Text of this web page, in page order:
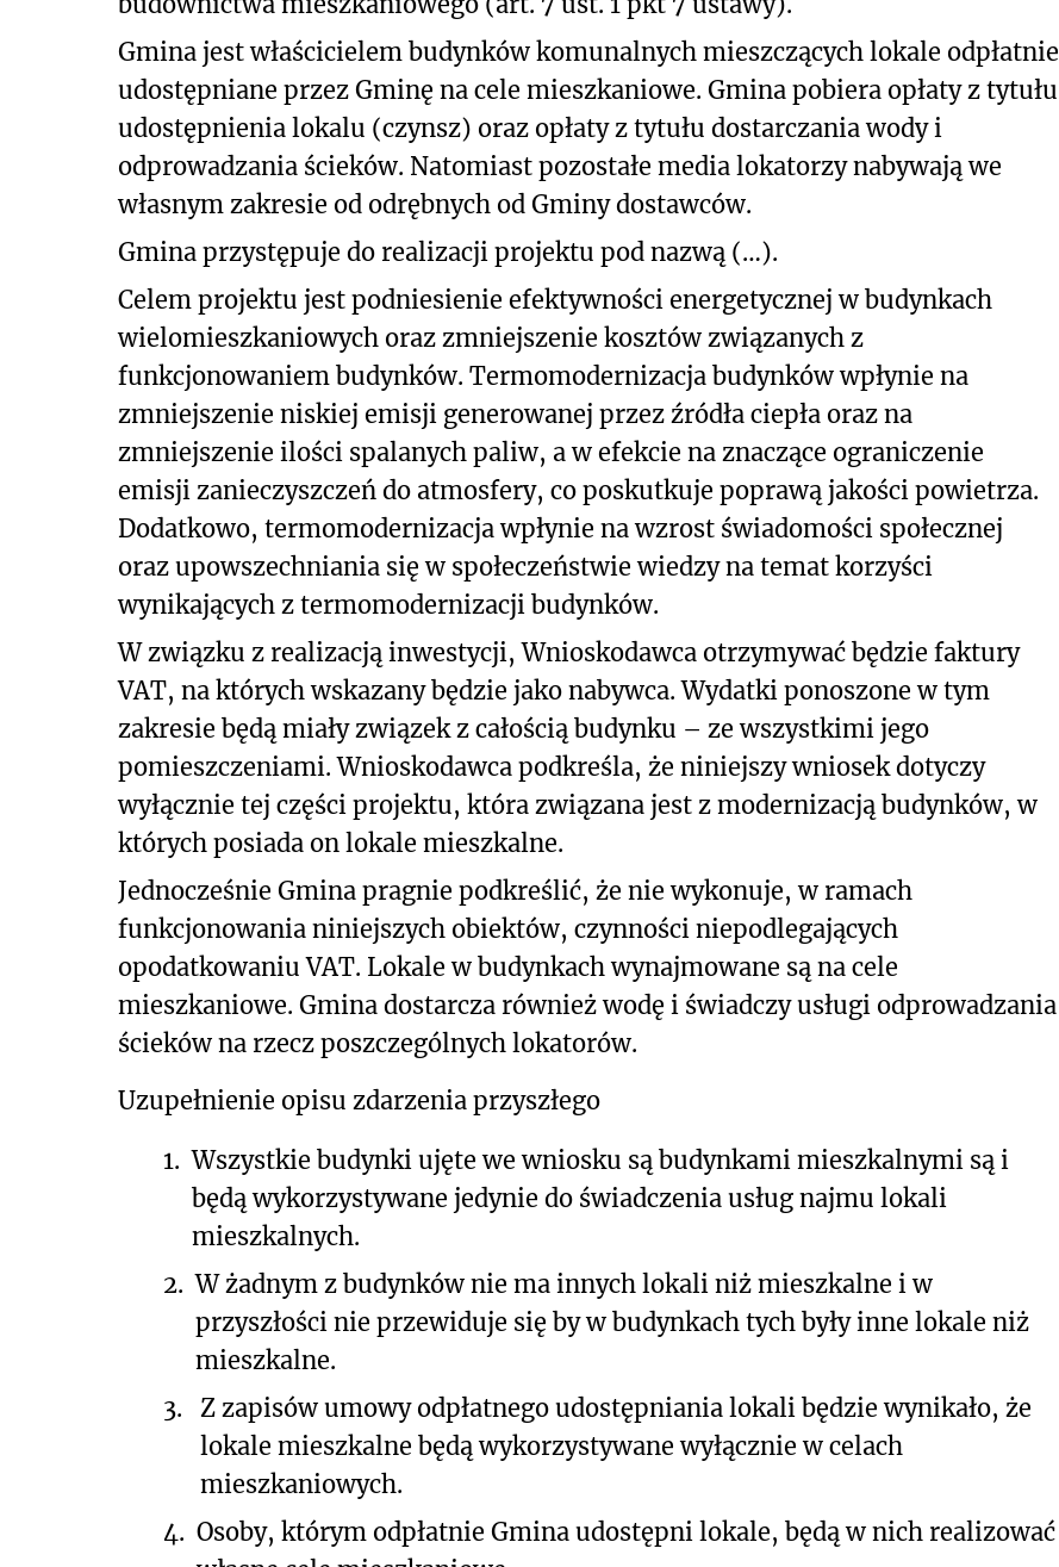
Gmina jest właścicielem budynków komunalnych mieszczących lokale odpłatnie
udostępniane przez Gminę na cele mieszkaniowe. Gmina pobiera opłaty z tytułu
udostępnienia lokalu (czynsz) oraz opłaty z tytułu dostarczania wody i
odprowadzania ścieków. Natomiast pozostałe media lokatorzy nabywają we
własnym zakresie od odrębnych od Gminy dostawców.
Gmina przystępuje do realizacji projektu pod nazwą (…).
Celem projektu jest podniesienie efektywności energetycznej w budynkach
wielomieszkaniowych oraz zmniejszenie kosztów związanych z
funkcjonowaniem budynków. Termomodernizacja budynków wpłynie na
zmniejszenie niskiej emisji generowanej przez źródła ciepła oraz na
zmniejszenie ilości spalanych paliw, a w efekcie na znaczące ograniczenie
emisji zanieczyszczeń do atmosfery, co poskutkuje poprawą jakości powietrza.
Dodatkowo, termomodernizacja wpłynie na wzrost świadomości społecznej
oraz upowszechniania się w społeczeństwie wiedzyna temat korzyści
wynikających z termomodernizacji budynków.
W związku z realizacją inwestycji, Wnioskodawca otrzymywać będzie faktury
VAT, na których wskazany będzie jako nabywca. Wydatki ponoszone w tym
zakresie będą miały związek z całością budynku – ze wszystkimi jego
pomieszczeniami. Wnioskodawca podkreśla, że niniejszy wniosek dotyczy
wyłącznie tej części projektu, która związana jest z modernizacją budynków, w
których posiada on lokale mieszkalne.
Jednocześnie Gmina pragnie podkreślić, że nie wykonuje, w ramach
funkcjonowania niniejszych obiektów, czynności niepodlegających
opodatkowaniu VAT. Lokale w budynkach wynajmowane są na cele
mieszkaniowe. Gmina dostarcza również wodę i świadczy usługi odprowadzania
ścieków na rzecz poszczególnych lokatorów.
Uzupełnienie opisu zdarzenia przyszłego
1. Wszystkie budynki ujęte we wniosku są budynkami mieszkalnymi są i
będą wykorzystywane jedynie do świadczenia usług najmu lokali
mieszkalnych.
2. W żadnym z budynków nie ma innych lokali niż mieszkalne i w
przyszłości nie przewiduje się by w budynkach tych były inne lokale niż
mieszkalne.
3.
Z zapisów umowy odpłatnego udostępniania lokali będzie wynikało, że
lokale mieszkalne będą wykorzystywane wyłącznie w celach
mieszkaniowych.
4. Osoby, którym odpłatnie Gmina udostępni lokale, będą w nich realizować